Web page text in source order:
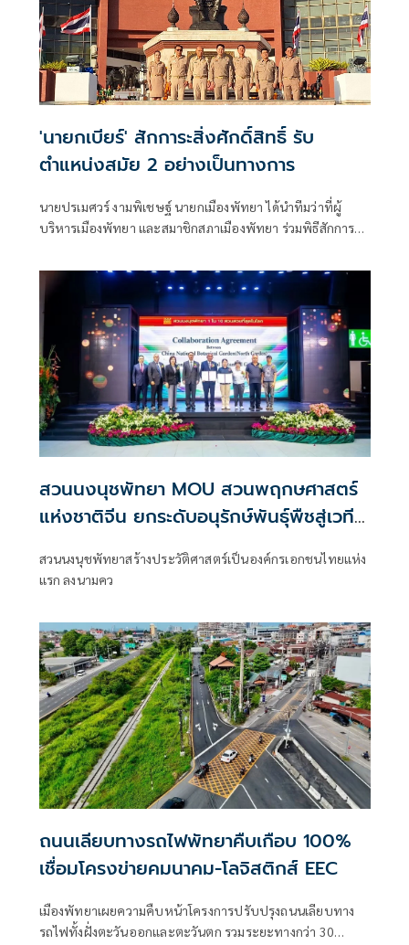
'นายกเบียร์' สักการะสิ่งศักดิ์สิทธิ์ รับ
ตำแหน่งสมัย 2 อย่างเป็นทางการ
นายปรเมศวร์ งามพิเชษฐ์ นายกเมืองพัทยา ได้นำทีมว่าที่ผู้
บริหารเมืองพัทยา และสมาชิกสภาเมืองพัทยา ร่วมพิธีสักการะ
สวนนงนุชพัทยา MOU สวนพฤกษศาสตร์
แห่งชาติจีน ยกระดับอนุรักษ์พันธุ์พืชสู่เวที
สวนนงนุชพัทยาสร้างประวัติศาสตร์เป็นองค์กรเอกชนไทยแห่ง
แรก ลงนามคว
ถนนเลียบทางรถไฟพัทยาคืบเกือบ 100%
เชื่อมโครงข่ายคมนาคม-โลจิสติกส์ EEC
เมืองพัทยาเผยความคืบหน้าโครงการปรับปรุงถนนเลียบทาง
รถไฟทั้งฝั่งตะวันออกและตะวันตก รวมระยะทางกว่า 30